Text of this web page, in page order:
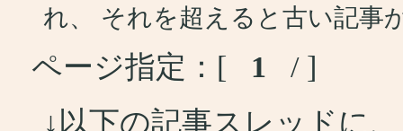
れ、 それを超えると古い記事
ページ指定：[ 1
/ ]
↓以下の記事スレッドに